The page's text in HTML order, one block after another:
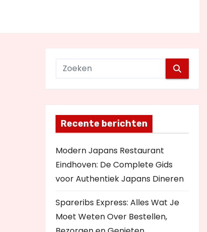
Recente berichten
Modern Japans Restaurant
Eindhoven: De Complete Gids
voor Authentiek Japans Dineren
Spareribs Express: Alles Wat Je
Moet Weten Over Bestellen,